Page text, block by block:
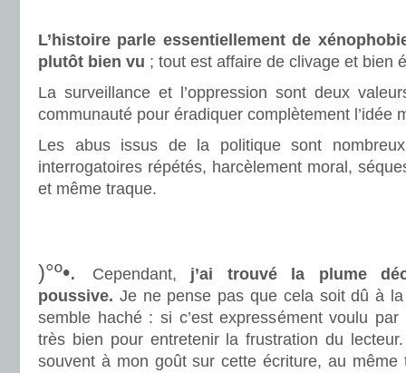
L’histoire parle essentiellement de
plutôt bien vu ; tout est affaire de clivage et bien
La surveillance et l’oppression sont deux
communauté pour éradiquer complètement l’idée
Les abus issus de la politique sont
interrogatoires répétés, harcèlement moral,
et même traque.
)°º•. Cependant, j’ai trouvé la plume
poussive. Je ne pense pas que cela soit dû à
semble haché : si c’est expressément voulu par
très bien pour entretenir la frustration du
souvent à mon goût sur cette écriture, au même